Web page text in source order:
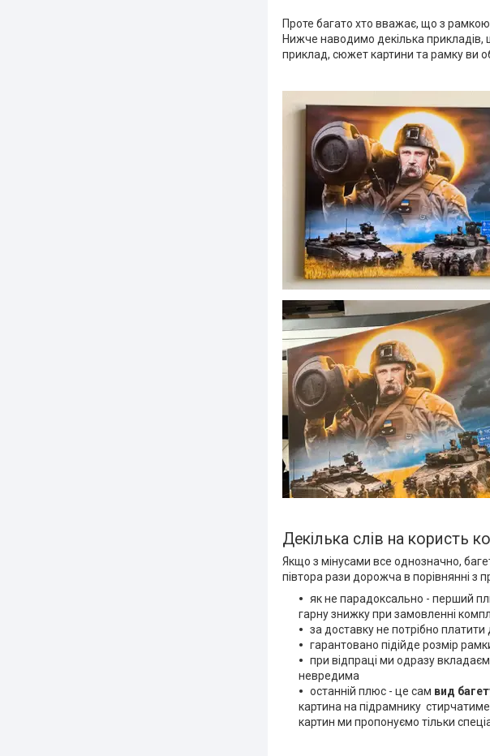
Проте багато хто вважає, що з
Нижче наводимо декілька прикладів,
приклад, сюжет картини та рамку ви
Декілька слів на користь
Якщо з мінусами все однозначно,
півтора рази дорожча в порівнянні з
як не парадоксально - перший
гарну знижку при замовленні
за доставку не потрібно платити
гарантовано підійде розмір
при відпраці ми одразу
невредима
останній плюс - це сам вид
картина на підрамнику
картин ми пропонуємо тільки